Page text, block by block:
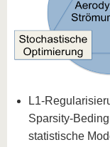
L1-
Sparsity-
statistische